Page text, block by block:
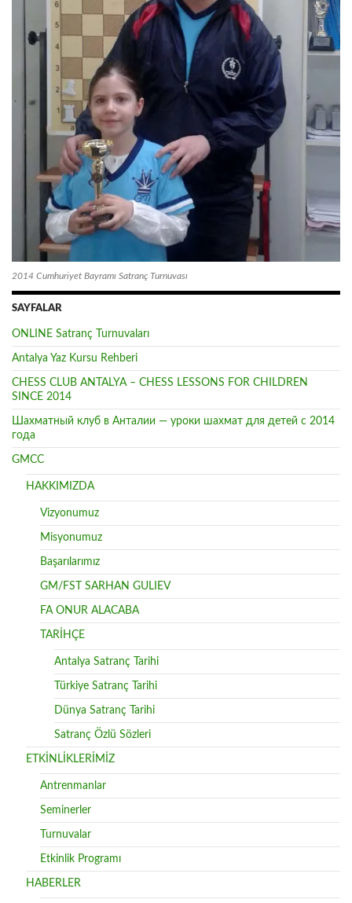
2014 Cumhuriyet Bayramı Satranç Turnuvası
SAYFALAR
ONLINE Satranç Turnuvaları
Antalya Yaz Kursu Rehberi
CHESS CLUB ANTALYA – CHESS LESSONS FOR CHILDREN
SINCE 2014
Шахматный клуб в Анталии — уроки шахмат для детей с 2014
года
GMCC
HAKKIMIZDA
Vizyonumuz
Misyonumuz
Başarılarımız
GM/FST SARHAN GULIEV
FA ONUR ALACABA
TARİHÇE
Antalya Satranç Tarihi
Türkiye Satranç Tarihi
Dünya Satranç Tarihi
Satranç Özlü Sözleri
ETKİNLİKLERİMİZ
Antrenmanlar
Seminerler
Turnuvalar
Etkinlik Programı
HABERLER